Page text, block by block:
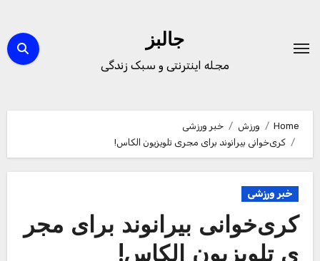
content
جالبز
مجله اینترنتی و سبک زندگی
Home ورزش
خبر ورزشی
کری‌خوانی بیرانوند برای مجری تلویزیون الکاس!
خبر ورزشی
کری‌خوانی بیرانوند برای مجر
ی تلویزیون الکاس!